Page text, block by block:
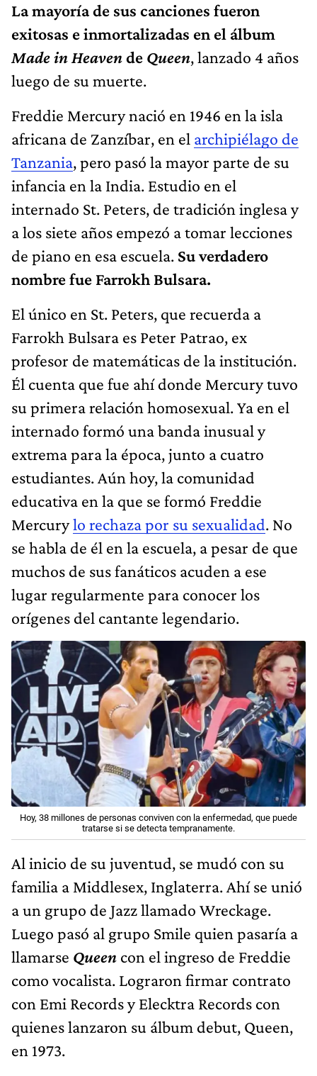
La mayoría de sus canciones fueron
exitosas e inmortalizadas en el álbum
Made in Heavende Queen, lanzado 4 años
luego de su muerte.
Freddie Mercury nació en 1946 en la isla
africana de Zanzíbar, en el archipiélago de
Tanzania, pero pasó la mayor parte de su
infancia en la India. Estudio en el
internado St. Peters, de tradición inglesa y
a los siete años empezó a tomar lecciones
de piano en esa escuela. Su verdadero
nombre fue Farrokh Bulsara.
El único en St. Peters, que recuerda a
Farrokh Bulsara es Peter Patrao, ex
profesor de matemáticas de la institución.
Él cuenta que fue ahí donde Mercury tuvo
su primera relación homosexual. Ya en el
internado formó una banda inusual y
extrema para la época, junto a cuatro
estudiantes. Aún hoy, la comunidad
educativa en la que se formó Freddie
Mercurylo rechaza por su sexualidad. No
se habla de él en la escuela, a pesar de que
muchos de sus fanáticos acuden a ese
lugar regularmente para conocer los
orígenes del cantante legendario.
Hoy, 38 millones de personas conviven con la enfermedad, que puede
tratarse si se detecta tempranamente.
Al inicio de su juventud, se mudó con su
familia a Middlesex, Inglaterra. Ahí se unió
a un grupo de Jazz llamado Wreckage.
Luego pasó al grupo Smile quien pasaría a
llamarse Queen con el ingreso de Freddie
como vocalista. Lograron firmar contrato
con Emi Records y Elecktra Records con
quienes lanzaron su álbum debut, Queen,
en 1973.